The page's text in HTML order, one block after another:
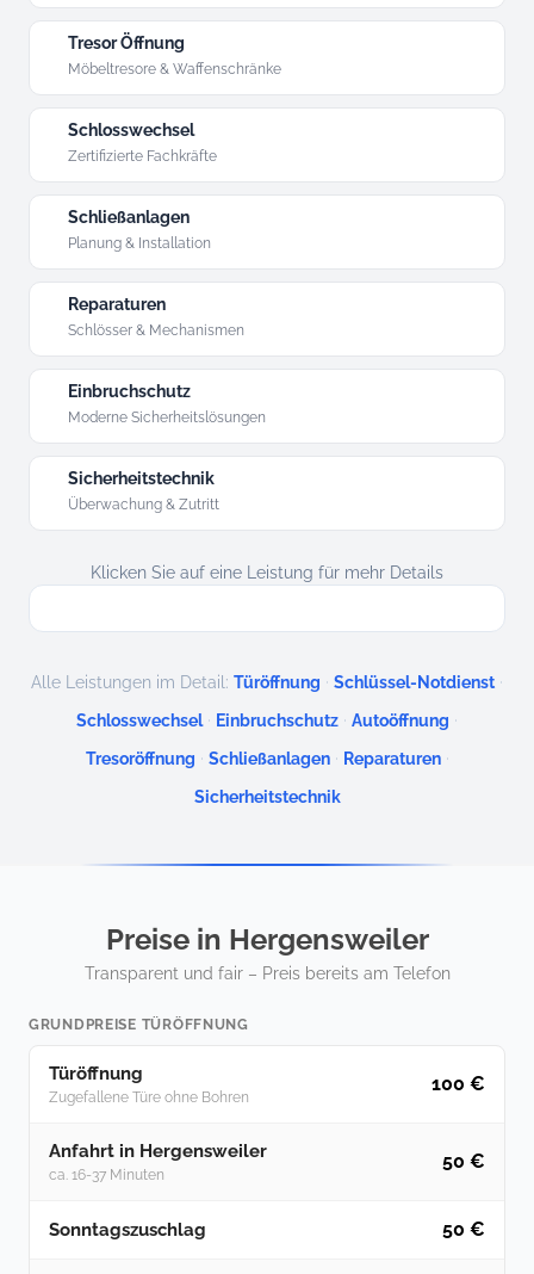
Tresor Öffnung
Möbeltresore & Waffenschränke
Schlosswechsel
Zertifizierte Fachkräfte
Schließanlagen
Planung & Installation
Reparaturen
Schlösser & Mechanismen
Einbruchschutz
Moderne Sicherheitslösungen
Sicherheitstechnik
Überwachung & Zutritt
Klicken Sie auf eine Leistung für mehr Details
Alle Leistungen im Detail: Türöffnung · Schlüssel-Notdienst ·
Schlosswechsel · Einbruchschutz · Autoöffnung ·
Tresoröffnung · Schließanlagen · Reparaturen ·
Sicherheitstechnik
Preise in Hergensweiler
Transparent und fair – Preis bereits am Telefon
GRUNDPREISE TÜRÖFFNUNG
Türöffnung
Zugefallene Türe ohne Bohren
100 €
Anfahrt in Hergensweiler
ca. 16-37 Minuten
50 €
Sonntagszuschlag 50 €